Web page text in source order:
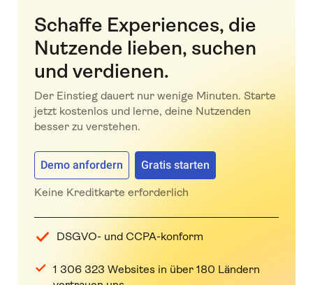
Schaffe Experiences, die
Nutzende lieben, suchen
und verdienen.
Der Einstieg dauert nur wenige Minuten. Starte
jetzt kostenlos und lerne, deine Nutzenden
besser zu verstehen.
Demo anfordern Gratis starten
Keine Kreditkarte erforderlich
DSGVO- und CCPA-konform
1 306 323 Websites in über 180 Ländern